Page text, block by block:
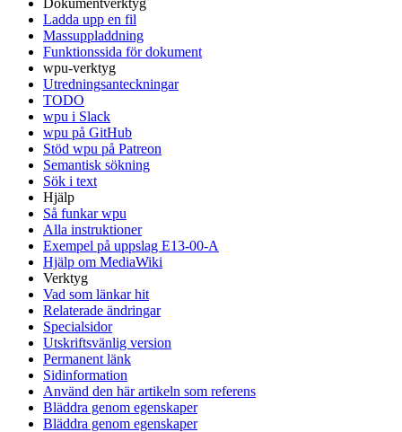
Dokumentverktyg
Ladda upp en fil
Massuppladdning
Funktionssida för dokument
wpu-verktyg
Utredningsanteckningar
TODO
wpu i Slack
wpu på GitHub
Stöd wpu på Patreon
Semantisk sökning
Sök i text
Hjälp
Så funkar wpu
Alla instruktioner
Exempel på uppslag E13-00-A
Hjälp om MediaWiki
Verktyg
Vad som länkar hit
Relaterade ändringar
Specialsidor
Utskriftsvänlig version
Permanent länk
Sidinformation
Använd den här artikeln som referens
Bläddra genom egenskaper
Bläddra genom egenskaper